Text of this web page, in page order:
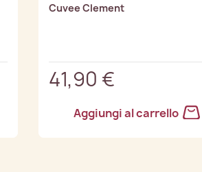
Cuvee Clement
41,90 €
Aggiungi al carrello